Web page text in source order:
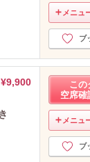
メニュ
ブ
¥9,900
この
空席確
メニュ
ブ